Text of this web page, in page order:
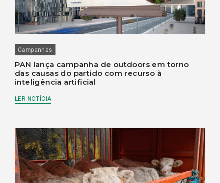
Campanhas
PAN lança campanha de outdoors em torno
das causas do partido com recurso à
inteligência artificial
LER NOTÍCIA